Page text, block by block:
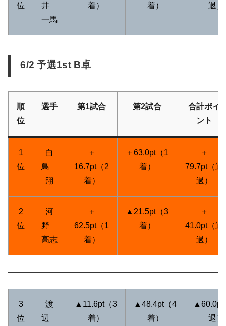
位
井
一馬
着）
着）
退）
6/2 予選1st B卓
順
位
選手 第1試合 第2試合
合計ポイ
ント
1
位
白
鳥
翔
＋
16.7pt（2
着）
＋63.0pt（1
着）
＋
79.7pt（通
過）
2
位
河
野
高志
＋
62.5pt（1
着）
▲21.5pt（3
着）
＋
41.0pt（通
過）
3
位
渡
辺
▲11.6pt（3
着）
▲48.4pt（4
着）
▲60.0pt
退）